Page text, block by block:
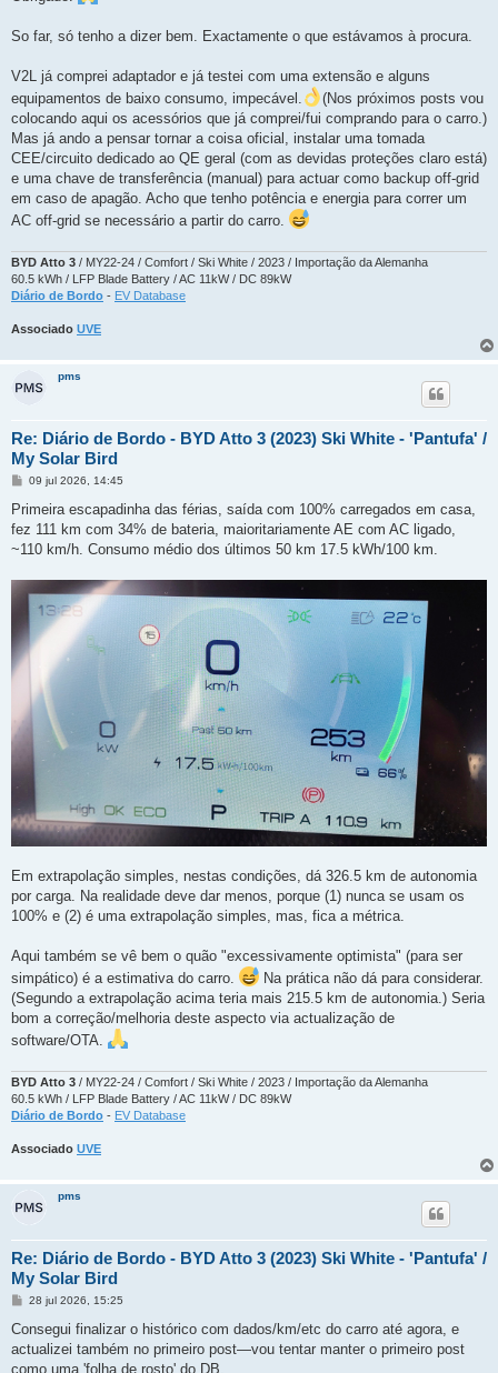
So far, só tenho a dizer bem. Exactamente o que estávamos à procura.
V2L já comprei adaptador e já testei com uma extensão e alguns
equipamentos de baixo consumo, impecável.
(Nos próximos posts vou
colocando aqui os acessórios que já comprei/fui comprando para o carro.)
Mas já ando a pensar tornar a coisa oficial, instalar uma tomada
CEE/circuito dedicado ao QE geral (com as devidas proteções claro está)
e uma chave de transferência (manual) para actuar como backup off-grid
em caso de apagão. Acho que tenho potência e energia para correr um
AC off-grid se necessário a partir do carro.
BYD Atto 3 / MY22-24 / Comfort / Ski White / 2023 / Importação da Alemanha
60.5 kWh / LFP Blade Battery / AC 11kW / DC 89kW
Diário de Bordo - EV Database
Associado UVE
pms
Re: Diário de Bordo - BYD Atto 3 (2023) Ski White - 'Pantufa' /
My Solar Bird
M
n
a
g
09 jul 2026, 14:45
Primeira escapadinha das férias, saída com 100% carregados em casa,
fez 111 km com 34% de bateria, maioritariamente AE com AC ligado,
~110 km/h. Consumo médio dos últimos 50 km 17.5 kWh/100 km.
Em extrapolação simples, nestas condições, dá 326.5 km de autonomia
por carga. Na realidade deve dar menos, porque (1) nunca se usam os
100% e (2) é uma extrapolação simples, mas, fica a métrica.
Aqui também se vê bem o quão "excessivamente optimista" (para ser
simpático) é a estimativa do carro.
Na prática não dá para considerar.
(Segundo a extrapolação acima teria mais 215.5 km de autonomia.) Seria
bom a correção/melhoria deste aspecto via actualização de
software/OTA.
BYD Atto 3 / MY22-24 / Comfort / Ski White / 2023 / Importação da Alemanha
60.5 kWh / LFP Blade Battery / AC 11kW / DC 89kW
Diário de Bordo - EV Database
Associado UVE
pms
Re: Diário de Bordo - BYD Atto 3 (2023) Ski White - 'Pantufa' /
My Solar Bird
M
n
a
g
28 jul 2026, 15:25
Consegui finalizar o histórico com dados/km/etc do carro até agora, e
actualizei também no primeiro post—vou tentar manter o primeiro post
como uma 'folha de rosto' do DB.